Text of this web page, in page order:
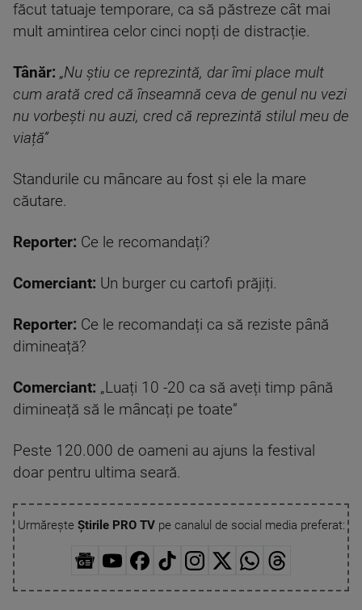
făcut tatuaje temporare, ca să păstreze cât mai
mult amintirea celor cinci nopți de distracție.
Tânăr: „Nu știu ce reprezintă, dar îmi place mult
cum arată cred că înseamnă ceva de genul nu vezi
nu vorbești nu auzi, cred că reprezintă stilul meu de
viață”
Standurile cu mâncare au fost și ele la mare
căutare.
Reporter: Ce le recomandați?
Comerciant: Un burger cu cartofi prăjiți.
Reporter: Ce le recomandați ca să reziste până
dimineață?
Comerciant: „Luați 10 -20 ca să aveți timp până
dimineață să le mâncați pe toate”
Peste 120.000 de oameni au ajuns la festival
doar pentru ultima seară.
Urmărește Știrile PRO TVpe canalul de social media preferat: